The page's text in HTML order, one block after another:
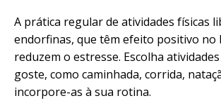
A prática regular de atividades físicas
endorfinas, que têm efeito positivo no
reduzem o estresse. Escolha
goste, como caminhada, corrida,
incorpore-as à sua rotina.